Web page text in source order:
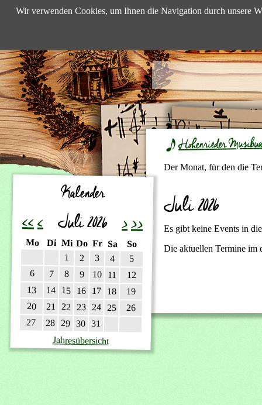
Hohenrieder
Der Monat, für den die
Juli 2026
Es gibt keine Events in
Die aktuellen Termine
Kalender
<<< Juli 2026 >>>
Montag
Dienstag
Mittwoch
Donnerstag
Freitag
Samstag
Sonntag
1 2 3 4
5
6
7 8 9 10 11 12
13 14 15 16 17 18 19
20 21 22 23 24 25 26
27 28 29 30 31
Jahresübersicht
Wir verwenden Cookies, um Ihnen die Navigation durch unsere